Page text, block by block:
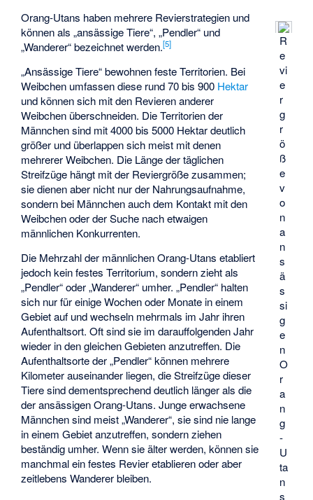
R
e
vi
e
r
g
r
ö
ß
e
v
o
n
a
n
s
ä
s
si
g
e
n
O
r
a
n
g
-
U
ta
n
s
Orang-Utans haben mehrere Revierstrategien und
können als „ansässige Tiere“, „Pendler“ und
„Wanderer“ bezeichnet werden.[5]
„Ansässige Tiere“ bewohnen feste Territorien. Bei
Weibchen umfassen diese rund 70 bis 900 Hektar
und können sich mit den Revieren anderer
Weibchen überschneiden. Die Territorien der
Männchen sind mit 4000 bis 5000 Hektar deutlich
größer und überlappen sich meist mit denen
mehrerer Weibchen. Die Länge der täglichen
Streifzüge hängt mit der Reviergröße zusammen;
sie dienen aber nicht nur der Nahrungsaufnahme,
sondern bei Männchen auch dem Kontakt mit den
Weibchen oder der Suche nach etwaigen
männlichen Konkurrenten.
Die Mehrzahl der männlichen Orang-Utans etabliert
jedoch kein festes Territorium, sondern zieht als
„Pendler“ oder „Wanderer“ umher. „Pendler“ halten
sich nur für einige Wochen oder Monate in einem
Gebiet auf und wechseln mehrmals im Jahr ihren
Aufenthaltsort. Oft sind sie im darauffolgenden Jahr
wieder in den gleichen Gebieten anzutreffen. Die
Aufenthaltsorte der „Pendler“ können mehrere
Kilometer auseinander liegen, die Streifzüge dieser
Tiere sind dementsprechend deutlich länger als die
der ansässigen Orang-Utans. Junge erwachsene
Männchen sind meist „Wanderer“, sie sind nie lange
in einem Gebiet anzutreffen, sondern ziehen
beständig umher. Wenn sie älter werden, können sie
manchmal ein festes Revier etablieren oder aber
zeitlebens Wanderer bleiben.